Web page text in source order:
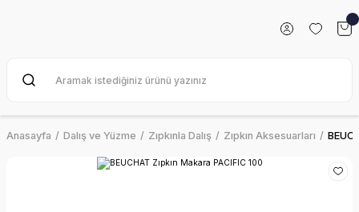
Anasayfa Dalış ve Yüzme Zıpkınla Dalış Zıpkın Aksesuarları